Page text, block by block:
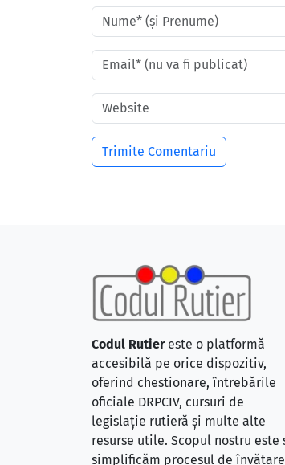
Codul Rutiereste o platformă
accesibilă pe orice dispozitiv,
oferind chestionare, întrebările
oficiale DRPCIV, cursuri de
legislație rutieră și multe alte
resurse utile. Scopul nostru este
simplificăm procesul de